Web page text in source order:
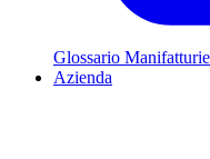
Glossario
Azienda